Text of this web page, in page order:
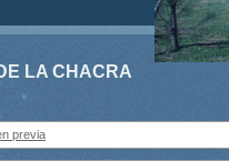
LA CHACRA
previa